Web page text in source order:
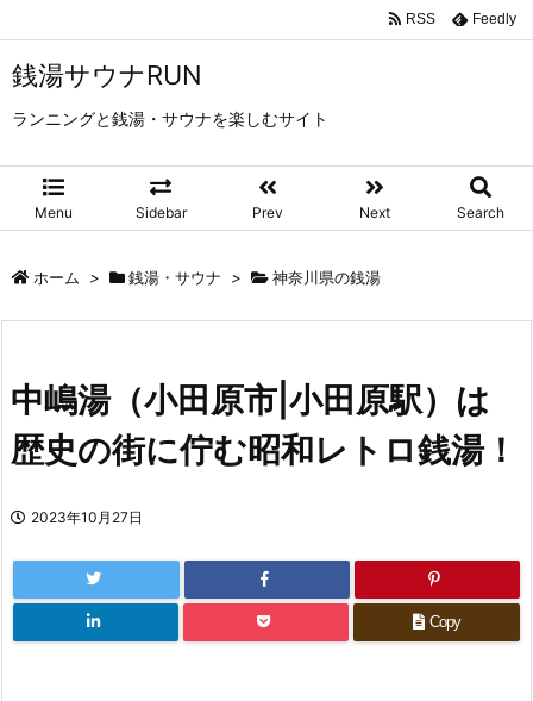
銭湯サウナRUN
ランニングと銭湯・サウナを楽しむサイト
Menu Sidebar Prev Next Search
RSS Feedly
ホーム > 銭湯・サウナ > 神奈川県の銭湯
中嶋湯（小田原市|小田原駅）は
歴史の街に佇む昭和レトロ銭湯！
2023年10月27日
Copy